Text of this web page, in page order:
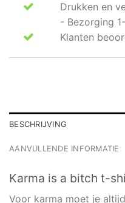
Drukken en
- Bezorging
Klanten
BESCHRIJVING
AANVULLENDE INFORMATIE
Karma is a bitch t-
Voor karma moet je